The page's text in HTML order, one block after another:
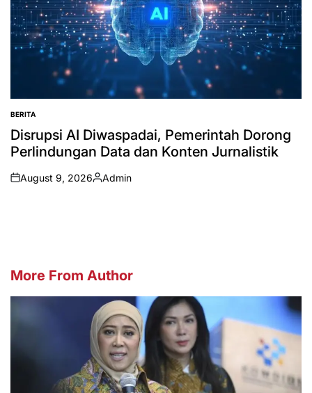
POSTED
IN
BERITA
Disrupsi AI Diwaspadai, Pemerintah Dorong
Perlindungan Data dan Konten Jurnalistik
on
August 9, 2026
Posted
Admin
More From Author